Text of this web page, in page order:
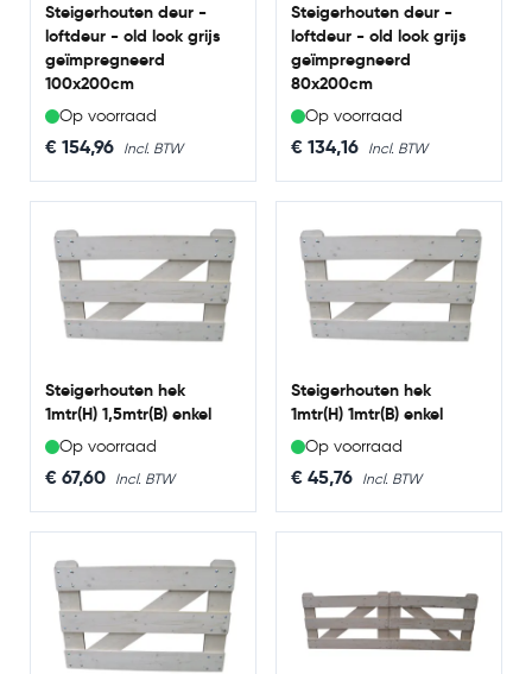
Steigerhouten deur -
loftdeur - old look grijs
geïmpregneerd
100x200cm
Op voorraad
€ 154,96
Steigerhouten deur -
loftdeur - old look grijs
geïmpregneerd
80x200cm
Op voorraad
€ 134,16
Steigerhouten hek
1mtr(H) 1,5mtr(B) enkel
Op voorraad
€ 67,60
Steigerhouten hek
1mtr(H) 1mtr(B) enkel
Op voorraad
€ 45,76